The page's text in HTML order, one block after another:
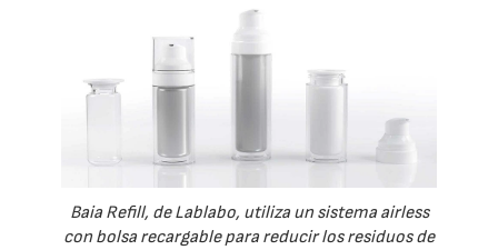
Baia Refill, de Lablabo, utiliza un sistema airless
con bolsa recargable para reducir los residuos de